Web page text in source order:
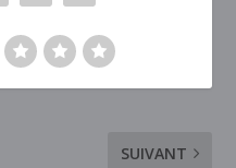
SUIVANT